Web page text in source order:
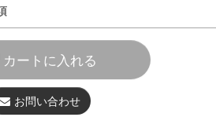
カートに入れる
お問い合わせ